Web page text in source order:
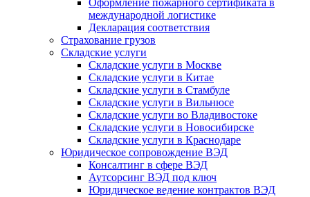
международной логистике
Декларация соответствия
Страхование грузов
Складские услуги
Складские услуги в Москве
Складские услуги в Китае
Складские услуги в Стамбуле
Складские услуги в Вильнюсе
Складские услуги во Владивостоке
Складские услуги в Новосибирске
Складские услуги в Краснодаре
Юридическое сопровождение ВЭД
Консалтинг в сфере ВЭД
Аутсорсинг ВЭД под ключ
Юридическое ведение контрактов ВЭД